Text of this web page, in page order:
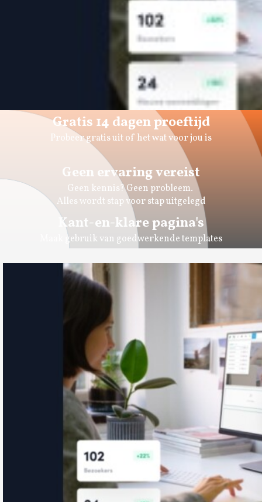
Gratis 14 dagen proeftijd
Probeer gratis uit of het wat voor jou is
Geen ervaring vereist
Geen kennis? Geen probleem.
Alles wordt stap voor stap uitgelegd
Kant-en-klare pagina's
Maak gebruik van goedwerkende templates